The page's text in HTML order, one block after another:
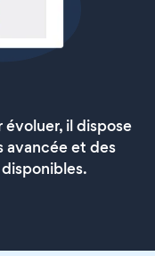
il dispose
avancée et des